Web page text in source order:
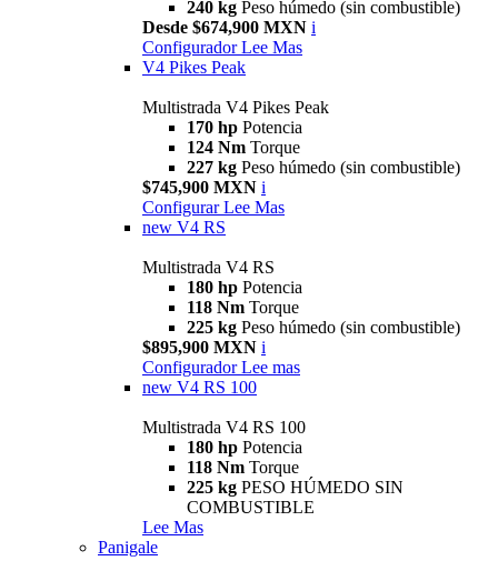
240 kg Peso húmedo (sin combustible)
Desde $674,900 MXN i
Configurador Lee Mas
V4 Pikes Peak
Multistrada V4 Pikes Peak
170 hp Potencia
124 Nm Torque
227 kg Peso húmedo (sin combustible)
$745,900 MXN i
Configurar Lee Mas
new V4 RS
Multistrada V4 RS
180 hp Potencia
118 Nm Torque
225 kg Peso húmedo (sin combustible)
$895,900 MXN i
Configurador Lee mas
new V4 RS 100
Multistrada V4 RS 100
180 hp Potencia
118 Nm Torque
225 kg PESO HÚMEDO SIN
COMBUSTIBLE
Lee Mas
Panigale